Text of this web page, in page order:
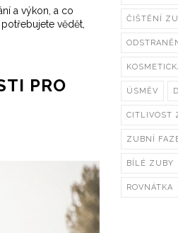
a výkon, a co
vědět,
PRO
ČIŠTĚNÍ
ÚSMĚV
CITLIVOST
ZUBNÍ
BÍLÉ ZUBY
ROVNÁTKA